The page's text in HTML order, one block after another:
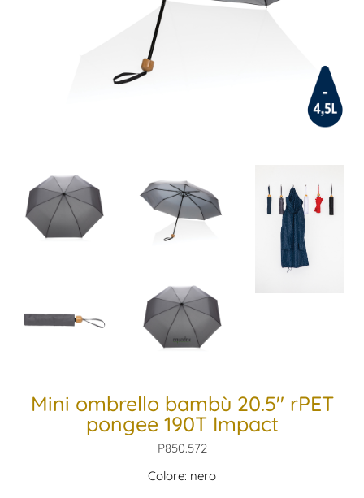
Mini ombrello bambù 20.5″ rPET
pongee 190T Impact
P850.572
Colore: nero